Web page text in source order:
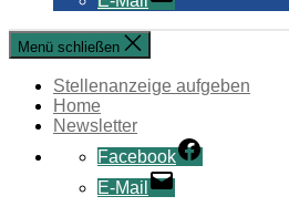
Menü schließen
Stellenanzeige aufgeben
Home
Newsletter
Facebook
E-Mail